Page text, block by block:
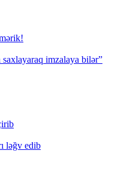
imzalaya bilər”
ləğv edib